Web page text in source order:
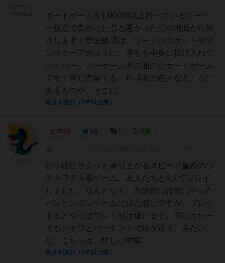
ボードゲームを1,000個以上持っているユーザ
ー視点で良かった点と悪かった点の両面から紹
介します！音速飯店は、ワードバスケットやマ
ンマミーアのように、手札を中央に投げ入れて
いくパーティーゲーム系の面白いカードゲーム
です！同じ言葉でも、料理名の色々なところに
あるものや、そこに...
続きを読む（2年以上前）
901名 1名 充実
お手軽にサクッと盛り上がるスピード重視のワ
チャワチャ系ゲーム。友人たちと4人でプレイ
しました。なんとなく、系統的には前にやった
パンピンポンゲームに似た感じですが、プレイ
するとやっぱプレイ感は違います。同じカレー
でもジャワとバーモントで味が違う、みたい
な。こちらは、忙しい中華...
続きを読む（2年以上前）